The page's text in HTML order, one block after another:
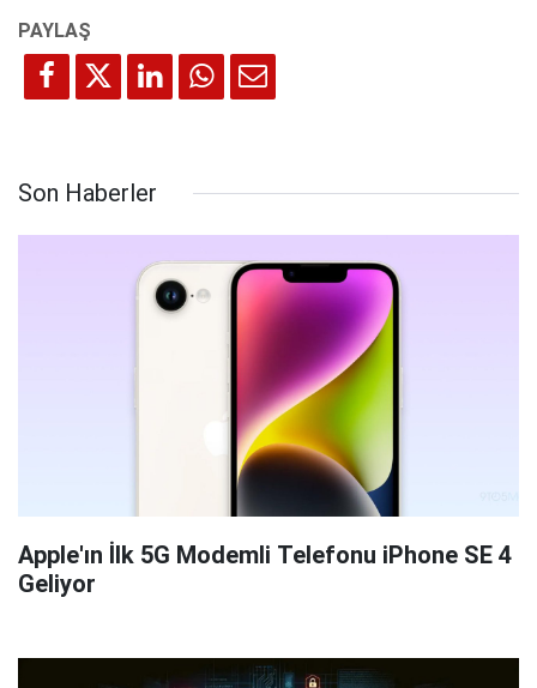
Son Haberler
Apple'ın İlk 5G Modemli Telefonu iPhone SE 4
Geliyor